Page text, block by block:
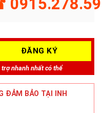
nhanh nhất có thể
ĐẢM BẢO TẠI INH